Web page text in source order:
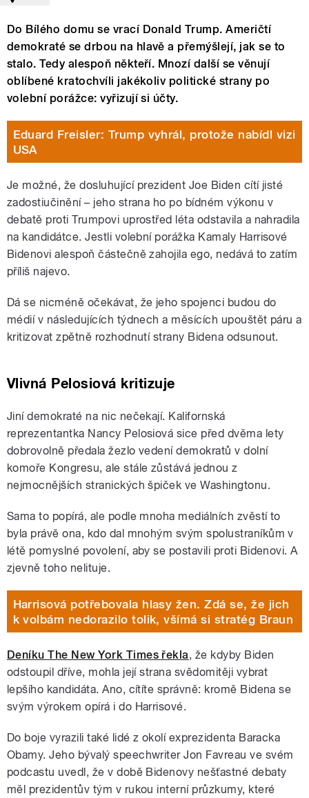
Do Bílého domu se vrací Donald Trump. Američtí
demokraté se drbou na hlavě a přemýšlejí, jak se to
stalo. Tedy alespoň někteří. Mnozí další se věnují
oblíbené kratochvíli jakékoliv politické strany po
volební porážce: vyřizují si účty.
Eduard Freisler: Trump vyhrál, protože nabídl vizi
USA
Je možné, že dosluhující prezident Joe Biden cítí jisté
zadostiučinění – jeho strana ho po bídném výkonu v
debatě proti Trumpovi uprostřed léta odstavila a nahradila
na kandidátce. Jestli volební porážka Kamaly Harrisové
Bidenovi alespoň částečně zahojila ego, nedává to zatím
příliš najevo.
Dá se nicméně očekávat, že jeho spojenci budou do
médií v následujících týdnech a měsících upouštět páru a
kritizovat zpětně rozhodnutí strany Bidena odsunout.
Vlivná Pelosiová kritizuje
Jiní demokraté na nic nečekají. Kalifornská
reprezentantka Nancy Pelosiová sice před dvěma lety
dobrovolně předala žezlo vedení demokratů v dolní
komoře Kongresu, ale stále zůstává jednou z
nejmocnějších stranických špiček ve Washingtonu.
Sama to popírá, ale podle mnoha mediálních zvěstí to
byla právě ona, kdo dal mnohým svým spolustraníkům v
létě pomyslné povolení, aby se postavili proti Bidenovi. A
zjevně toho nelituje.
Harrisová potřebovala hlasy žen. Zdá se, že jich
k volbám nedorazilo tolik, všímá si stratég Braun
Deníku The New York Times řekla, že kdyby Biden
odstoupil dříve, mohla její strana svědomitěji vybrat
lepšího kandidáta. Ano, cítíte správně: kromě Bidena se
svým výrokem opírá i do Harrisové.
Do boje vyrazili také lidé z okolí exprezidenta Baracka
Obamy. Jeho bývalý speechwriter Jon Favreau ve svém
podcastu uvedl, že v době Bidenovy nešťastné debaty
měl prezidentův tým v rukou interní průzkumy, které